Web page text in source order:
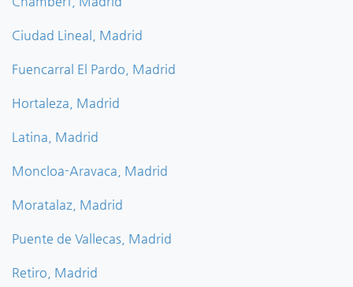
Ciudad Lineal, Madrid
Fuencarral El Pardo, Madrid
Hortaleza, Madrid
Latina, Madrid
Moncloa-Aravaca, Madrid
Moratalaz, Madrid
Puente de Vallecas, Madrid
Retiro, Madrid